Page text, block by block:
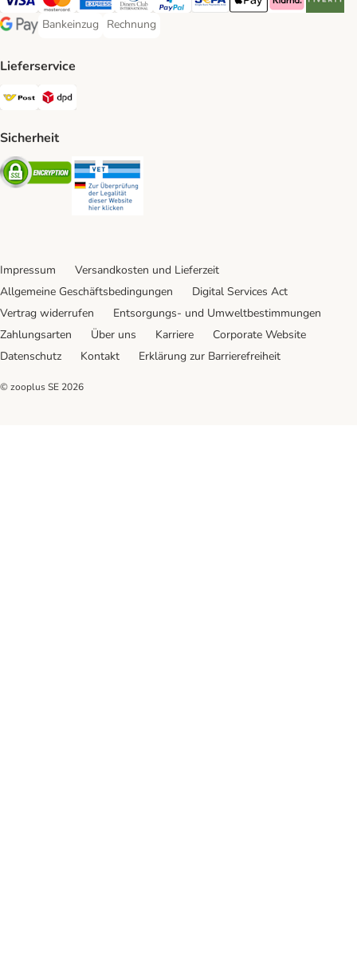
Visa Payment Method
MasterCard Payment Method
American Express Payment Method
Diners Club Payment Method
PayPal Payment Method
SEPA Payment Method
Apple Pay Payment
Klarna Payment
Google Pay Payment Method
Bankeinzug
Bankeinzug Payment Method
Rechnung
Rechnung Payment Method
Lieferservice
Österreichische Post Shipping Method
Sicherheit
Security
Impressum
Versandkosten und Lieferzeit
Allgemeine Geschäftsbedingungen
Digital Services Act
Vertrag widerrufen
Entsorgungs- und Umweltbestimmungen
Zahlungsarten
Über uns Karriere
Corporate Website
Datenschutz
Kontakt Erklärung zur Barrierefreiheit
© zooplus SE 2026